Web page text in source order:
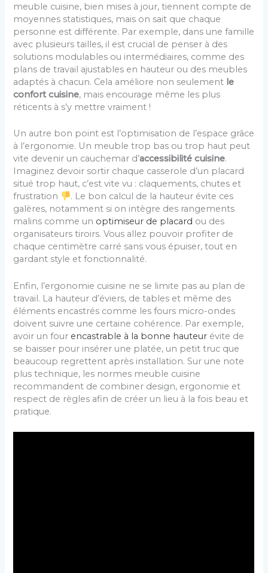
meuble cuisine, bien mises à jour, tiennent compte de
moyennes statistiques, mais on sait que chaque
personne est différente. Par exemple, dans une famille
avec plusieurs tailles, il est crucial de penser à des
solutions modulables ou intermédiaires, comme des
plans de travail ajustables en hauteur ou des meubles
adaptés à chacun. Cela améliore non seulement le
confort cuisine, mais encourage même les plus
réticents à s’y mettre vraiment !
Un autre bon point est l’optimisation de l’espace grâce
à l’ergonomie. Un meuble trop bas ou trop haut peut
vite devenir un cauchemar d’accessibilité cuisine.
Imaginez devoir sortir chaque casserole d’un placard
situé trop haut, c’est vite vu : claquements, chutes et
frustration
. Le bon calcul de la hauteur évite ces
galères, notamment si on intègre des rangements
malins comme un optimiseur de placard ou des
organisateurs tiroirs. Vous allez pouvoir profiter de
chaque centimètre carré sans vous épuiser, tout en
gardant style et fonctionnalité.
Enfin, l’ergonomie cuisine ne se limite pas au plan de
travail. La hauteur d’éviers, de tables et même des
éléments encastrés comme les fours micro-ondes
doivent suivre une certaine cohérence. Par exemple,
avoir un four encastrable à la bonne hauteur évite de
se baisser pour insérer une platée, un petit truc que
beaucoup regrettent après installation. Sur une note
plus technique, les normes meuble cuisine
recommandent de combiner design, ergonomie et
respect de règles afin de créer un lieu à la fois beau et
pratique.